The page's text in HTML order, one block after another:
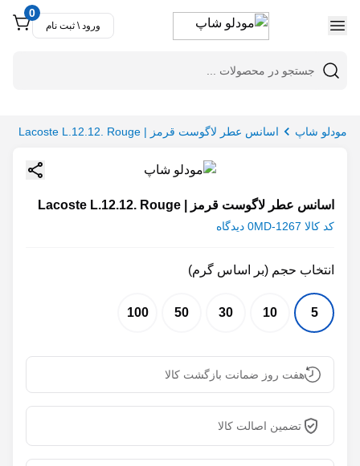
ورود \ ثبت نام
0
اسانس عطر لاگوست قرمز | Lacoste L.12.12. Rouge
کد کالا MD-1267 0 دیدگاه
هفت روز ضمانت بازگشت کالا
تضمین اصالت کالا